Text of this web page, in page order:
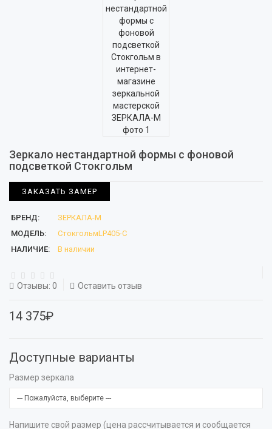
Зеркало нестандартной формы с фоновой
подсветкой Стокгольм
ЗАКАЗАТЬ ЗАМЕР
БРЕНД:
ЗЕРКАЛА-М
МОДЕЛЬ:
СтокгольмLP405-С
НАЛИЧИЕ:
В наличии
Отзывы: 0 Оставить отзыв
14 375₽
Доступные варианты
Размер зеркала
Напишите свой размер (цена рассчитывается и сообщается